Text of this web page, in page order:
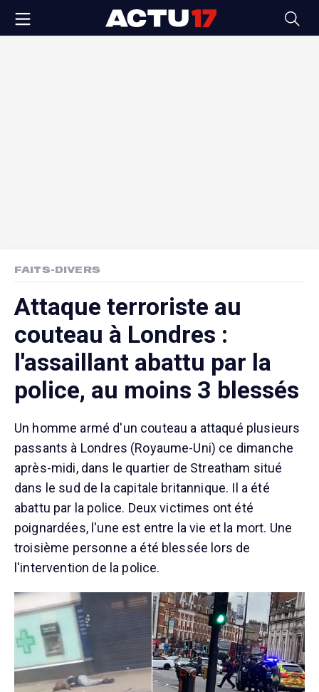
FAITS-DIVERS
Attaque terroriste au
couteau à Londres :
l'assaillant abattu par la
police, au moins 3 blessés
Un homme armé d'un couteau a attaqué plusieurs
passants à Londres (Royaume-Uni) ce dimanche
après-midi, dans le quartier de Streatham situé
dans le sud de la capitale britannique. Il a été
abattu par la police. Deux victimes ont été
poignardées, l'une est entre la vie et la mort. Une
troisième personne a été blessée lors de
l'intervention de la police.